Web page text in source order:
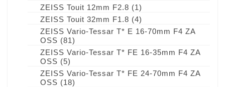
ZEISS Touit 12mm F2.8 (1)
ZEISS Touit 32mm F1.8 (4)
ZEISS Vario-Tessar T* E 16-70mm F4 ZA
OSS (81)
ZEISS Vario-Tessar T* FE 16-35mm F4 ZA
OSS (5)
ZEISS Vario-Tessar T* FE 24-70mm F4 ZA
OSS (18)